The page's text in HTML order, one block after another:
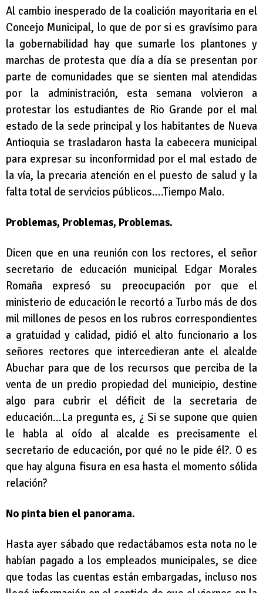
Al cambio inesperado de la coalición mayoritaria en el
Concejo Municipal, lo que de por si es gravísimo para
la gobernabilidad hay que sumarle los plantones y
marchas de protesta que día a día se presentan por
parte de comunidades que se sienten mal atendidas
por la administración, esta semana volvieron a
protestar los estudiantes de Rio Grande por el mal
estado de la sede principal y los habitantes de Nueva
Antioquia se trasladaron hasta la cabecera municipal
para expresar su inconformidad por el mal estado de
la vía, la precaria atención en el puesto de salud y la
falta total de servicios públicos….Tiempo Malo.
Problemas, Problemas, Problemas.
Dicen que en una reunión con los rectores, el señor
secretario de educación municipal Edgar Morales
Romaña expresó su preocupación por que el
ministerio de educación le recortó a Turbo más de dos
mil millones de pesos en los rubros correspondientes
a gratuidad y calidad, pidió el alto funcionario a los
señores rectores que intercedieran ante el alcalde
Abuchar para que de los recursos que perciba de la
venta de un predio propiedad del municipio, destine
algo para cubrir el déficit de la secretaria de
educación…La pregunta es, ¿ Si se supone que quien
le habla al oído al alcalde es precisamente el
secretario de educación, por qué no le pide él?. O es
que hay alguna fisura en esa hasta el momento sólida
relación?
No pinta bien el panorama.
Hasta ayer sábado que redactábamos esta nota no le
habían pagado a los empleados municipales, se dice
que todas las cuentas están embargadas, incluso nos